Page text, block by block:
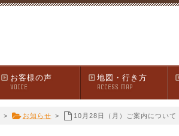
お客様の声
VOICE
地図・行き方
ACCESS MAP
> お知らせ > 10月28日（月）ご案内について